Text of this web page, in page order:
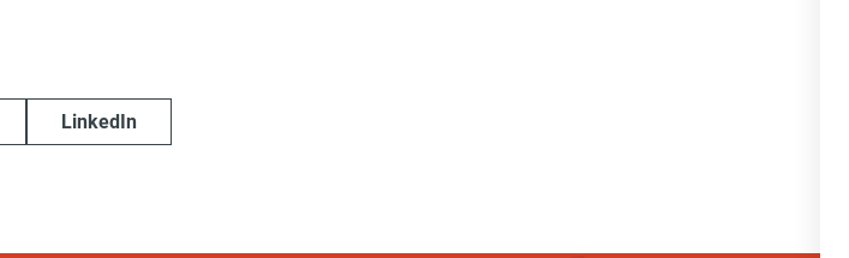
LinkedIn